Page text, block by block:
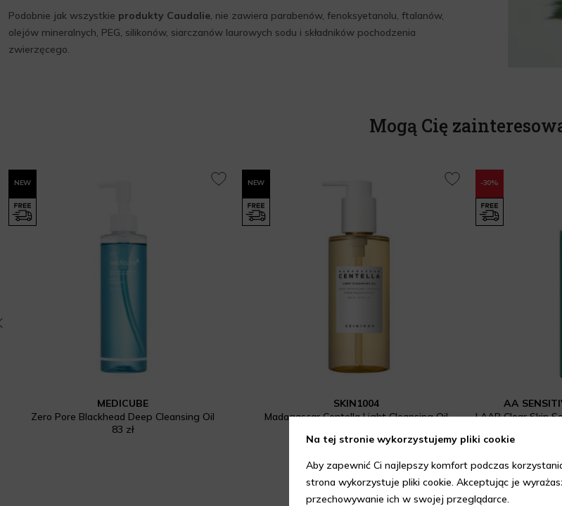
Podobnie jak wszystkie produkty Caudalie, nie zawiera parabenów, fenoksyetanolu, ftalanów,
olejów mineralnych, PEG, silikonów, siarczanów laurowych sodu i składników pochodzenia
zwierzęcego.
Mogą Cię
NEW
MEDICUBE
Zero Pore Blackhead Deep Cleansing Oil
83 zł
NEW
SKIN1004
Madagascar Centella Light Cleansing Oil
-30%
AA
Na tej stronie wykorzystujemy pliki cookie
Aby zapewnić Ci najlepszy komfort podczas
strona wykorzystuje pliki cookie. Akceptując je
przechowywanie ich w swojej przeglądarce.